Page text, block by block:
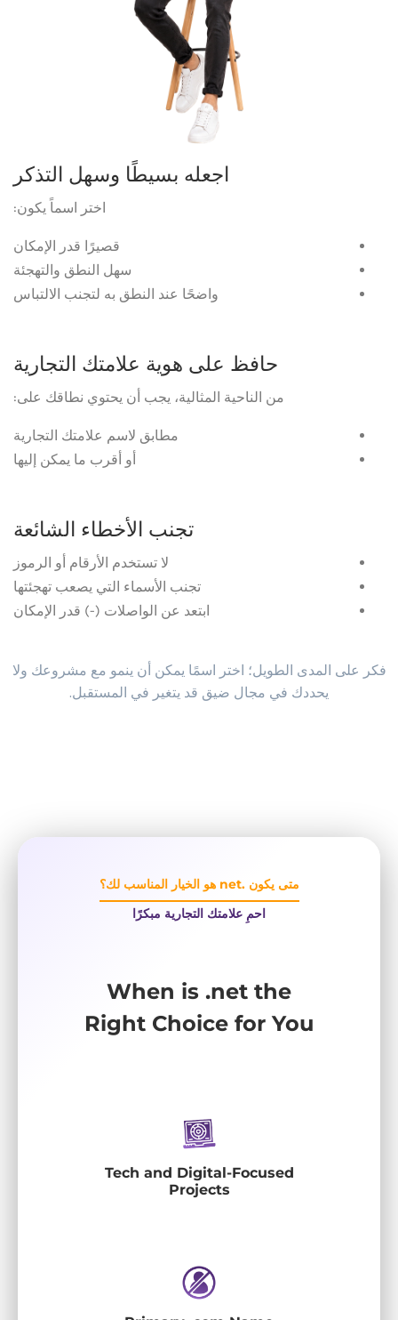
اجعله بسيطًا وسهل التذكر
اختر اسماً يكون:
قصيرًا قدر الإمكان
سهل النطق والتهجئة
واضحًا عند النطق به لتجنب الالتباس
حافظ على هوية علامتك التجارية
من الناحية المثالية، يجب أن يحتوي نطاقك على:
مطابق لاسم علامتك التجارية
أو أقرب ما يمكن إليها
تجنب الأخطاء الشائعة
لا تستخدم الأرقام أو الرموز
تجنب الأسماء التي يصعب تهجئتها
ابتعد عن الواصلات (-) قدر الإمكان
فكر على المدى الطويل؛ اختر اسمًا يمكن أن ينمو مع مشروعك ولا
يحددك في مجال ضيق قد يتغير في المستقبل.
متى يكون .net هو الخيار المناسب لك؟
احمِ علامتك التجارية مبكرًا
When is .net the
Right Choice for You
Tech and Digital-Focused
Projects